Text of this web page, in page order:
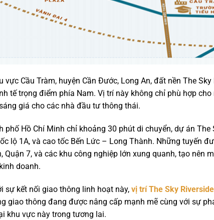
vực Cầu Tràm, huyện Cần Đước, Long An, đất nền The
tế trọng điểm phía Nam. Vị trí này không chỉ phù hợp
giá cho các nhà đầu tư thông thái.
phố Hồ Chí Minh chỉ khoảng 30 phút di chuyển, dự án
lộ 1A, và cao tốc Bến Lức – Long Thành. Những tuyến
Quận 7, và các khu công nghiệp lớn xung quanh, tạo
doanh.
sự kết nối giao thông linh hoạt này, vị trí The Sky Riverside
giao thông đang được nâng cấp mạnh mẽ cùng với sự
khu vực này trong tương lai.